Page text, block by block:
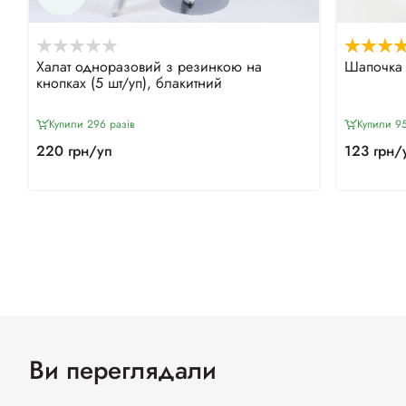
Халат одноразовий з резинкою на
кнопках (5 шт/уп), блакитний
Купили 296 разiв
220 грн/уп
Шапочка
Купили
123 грн/
Ви переглядали